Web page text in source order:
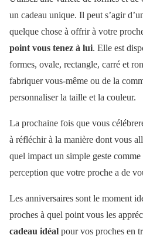
un cadeau unique. Il peut s’agir
quelque chose à offrir à votre
point vous tenez à lui. Elle est
formes, ovale, rectangle, carré et
fabriquer vous-même ou de la
personnaliser la taille et la couleur.
La prochaine fois que vous
à réfléchir à la manière dont vous
quel impact un simple geste
perception que votre proche a de
Les anniversaires sont le moment
proches à quel point vous les
cadeau idéal pour vos proches en